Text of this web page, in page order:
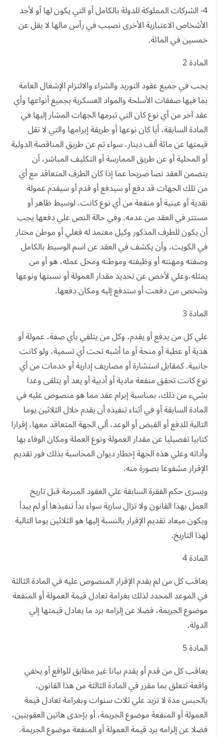
4- الشركات المملوكة للدولة بالكامل أو التي يكون لها أو لأحد
الأشخاص الاعتبارية الأخرى نصيب في رأس مالها لا يقل عن
خمسين في المائة.
المادة 2
يجب في جميع عقود التوريد والشراء والالتزام الإشغال العامة
بما فيها صفقات الأسلحة والمواد العسكرية بجميع أنواعها وأي
عقد آخر من أي نوع كان التي تبرمها الجهات المشار إليها في
المادة السابقة، أيا كان نوعها أو طريقة إبرامها والتي لا تقل
قيمتها عن مائة ألف دينار، سواء تم عن طريق المناقصة الدولية
أو المحلية أو عن طريق الممارسة أو التكليف المباشر، أن
يتضمن العقد نصا صريحا عما إذا كان الطرف المتعاقد مع أي
من تلك الجهات قد دفع أو سيدفع أو قدم أو سيقدم عمولة
نقدية أو عينية أو منفعة من أي نوع كانت، لوسيط ظاهر أو
مستتر في العقد من عدمه. وفي حالة النص علي دفعها يجب
أن يكون للطرف المذكور وكيل معتمد له فعلي أو موطن مختار
في الكويت، وأن يكشف في العقد عن اسم الوسيط بالكامل
وصفته ومهنته أو وظيفته وموطنه ومحل عمله، هو أو من
يمثله،وعلي لأخص عن تحديد مقدار العمولة أو نسبتها ونوعها
وشخص من دفعت أو ستدفع إليه ومكان دفعها.
المادة 3
علي كل من يدفع أو يقدم، وكل من يتلقي بأي صفة، عمولة أو
هدية أو عطية أو منحة أو ما أشبه تحت أي تسمية، ولو كانت
جانبية. كمقابل استشارة أو مصاريف إدارية أو خدمات من أي
نوع كانت تحقق منفعة مادية أو أدبية أو يعد أو يتلقى وعدا
بشيء من ذلك، بمناسبة إبرام عقد مما هو منصوص عليه في
المادة السابقة أو في أثناء تنفيذه أن يقدم خلال الثلاثين يوما
التالية للدفع أو القبض أو الوعد، ألي الجهة المتعاقد معها، إقرارا
كتابيا تفصيليا عن مقدار العمولة ونوع العملة ومكان الوفاء بها
وأداته وعلي هذه الجهة إخطار ديوان المحاسبة بذلك فور تقديم
الإقرار مشفوعا بصورة منه.
ويسرى حكم الفقرة السابقة علي العقود المبرمة قبل تاريخ
العمل بهذا القانون ولا تزال سارية سواء بدأ تنفيذها أو لم يبدأ
ويكون ميعاد تقديم الإقرار بالنسبة إليها هو الثلاثين يوما التالية
لهذا التاريخ.
المادة 4
يعاقب كل من لم يقدم الإقرار المنصوص عليه في المادة الثالثة
في الموعد المحدد لذلك بغرامة تعادل قيمة العمولة أو المنفعة
موضوع الجريمة، فضلا عن إلزامه برد ما يعادل قيمتها إلي
الدولة.
المادة 5
يعاقب كل من قدم أو يقدم بيانا غير مطابق للواقع أو يخفي
واقعة تتعلق بما مقرر في المادة الثالثة من هذا القانون،
بالحبس مدة لا تزيد علي ثلاث سنوات وبغرامة تعادل قيمة
العمولة أو المنفعة موضوع الجريمة، أو بإحدى هاتين العقوبتين،
فضلا عن إلزامه برد قيمة العمولة أو المنفعة موضوع الجريمة.